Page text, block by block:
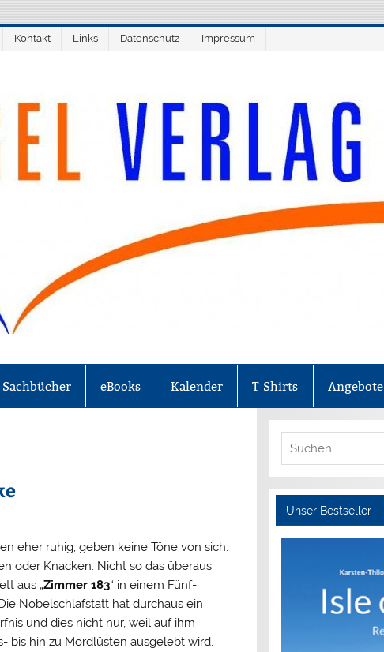
Kontakt Links Datenschutz Impressum
Sachbücher eBooks Kalender T-Shirts Angebote
eher ruhig; geben keine Töne von sich.
oder Knacken. Nicht so das überaus
aus „Zimmer 183“ in einem Fünf-
Nobelschlafstatt hat durchaus ein
und dies nicht nur, weil auf ihm
bis hin zu Mordlüsten ausgelebt wird.
Unser Bestseller